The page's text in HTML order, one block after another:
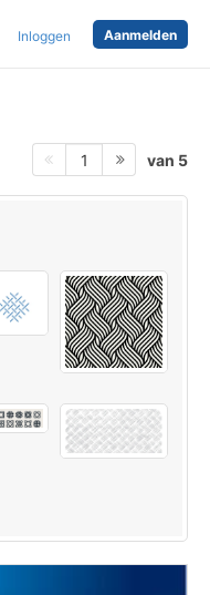
Inloggen Aanmelden
1 van 5